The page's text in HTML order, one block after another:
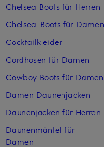
Chelsea Boots für Herren
Chelsea-Boots für Damen
Cocktailkleider
Cordhosen für Damen
Cowboy Boots für Damen
Damen Daunenjacken
Daunenjacken für Herren
Daunenmäntel für
Damen